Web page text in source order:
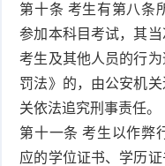
第十条 考生有第八条
参加本科目考试，其当
考生及其他人员的行
罚法》的，由公安机
关依法追究刑事责任。
第十一条 考生以作弊
应的学位证书、学历